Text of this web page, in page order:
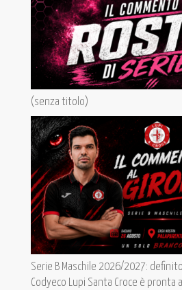
(senza titolo)
Serie B Maschile 2026/2027: definito
Codyeco Lupi Santa Croce è pronta